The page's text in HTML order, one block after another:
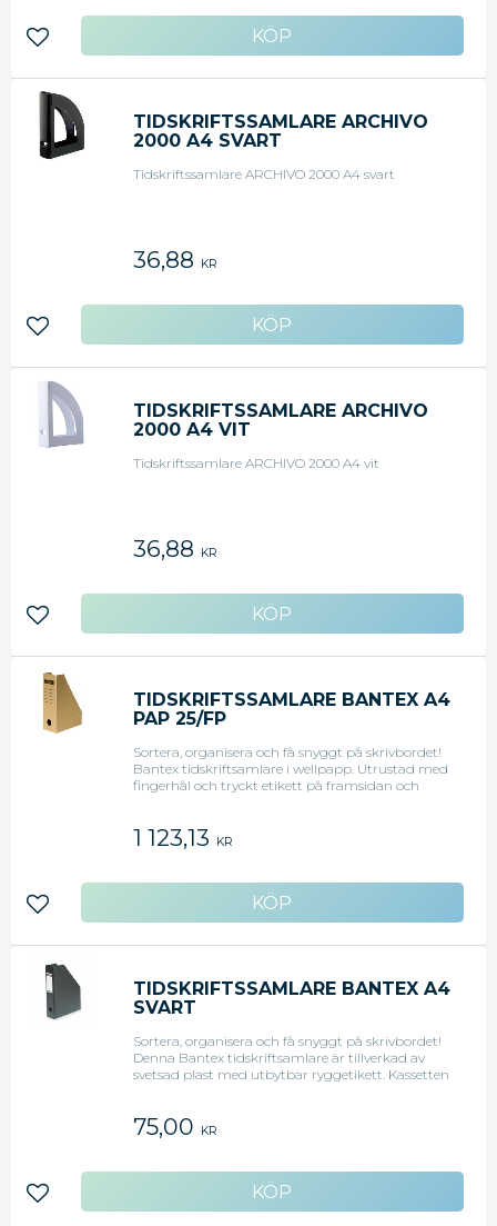
Lägg till i favoriter
TIDSKRIFTSSAMLARE ARCHIVO
2000 A4 SVART
Tidskriftssamlare ARCHIVO 2000 A4 svart
36,88 KR
Lägg till i favoriter
TIDSKRIFTSSAMLARE ARCHIVO
2000 A4 VIT
Tidskriftssamlare ARCHIVO 2000 A4 vit
36,88 KR
Lägg till i favoriter
TIDSKRIFTSSAMLARE BANTEX A4
PAP 25/FP
Sortera, organisera och få snyggt på skrivbordet!
Bantex tidskriftsamlare i wellpapp. Utrustad med
fingerhål och tryckt etikett på framsidan och
- Pappersstorlek: A4 - Ryggbredd: 75 mm -
Tjocklek: 3 mm
1 123,13 KR
Lägg till i favoriter
TIDSKRIFTSSAMLARE BANTEX A4
SVART
Sortera, organisera och få snyggt på skrivbordet!
Denna Bantex tidskriftsamlare är tillverkad av
svetsad plast med utbytbar ryggetikett. Kassetten
A4 - Ryggbredd: 6,5 cm - Material: PVC - Djup: 24
cm - Höjd: 31 cm - Färg: Svart
75,00 KR
Lägg till i favoriter